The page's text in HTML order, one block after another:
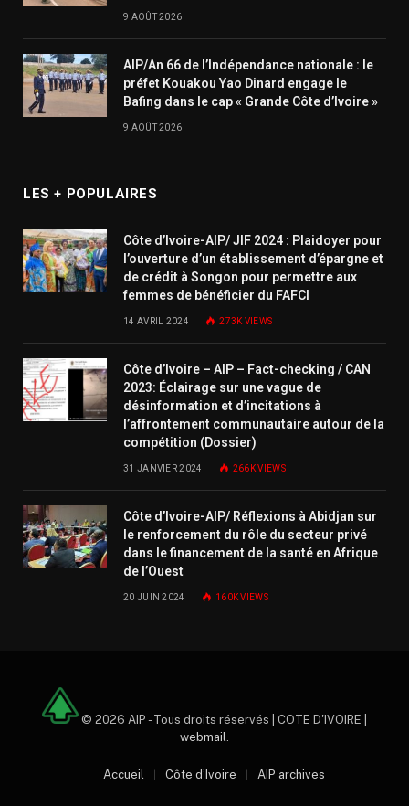
9 AOÛT 2026
AIP/An 66 de l’Indépendance nationale : le
préfet Kouakou Yao Dinard engage le
Bafing dans le cap « Grande Côte d’Ivoire »
9 AOÛT 2026
LES + POPULAIRES
Côte d’Ivoire-AIP/ JIF 2024 : Plaidoyer pour
l’ouverture d’un établissement d’épargne et
de crédit à Songon pour permettre aux
femmes de bénéficier du FAFCI
14 AVRIL 2024 273K VIEWS
Côte d’Ivoire – AIP – Fact-checking / CAN
2023: Éclairage sur une vague de
désinformation et d’incitations à
l’affrontement communautaire autour de la
compétition (Dossier)
31 JANVIER 2024 266KVIEWS
Côte d’Ivoire-AIP/ Réflexions à Abidjan sur
le renforcement du rôle du secteur privé
dans le financement de la santé en Afrique
de l’Ouest
20 JUIN 2024 160KVIEWS
© 2026 AIP - Tous droits réservés | COTE D'IVOIRE |
webmail
Accueil Côte d’Ivoire AIP archives